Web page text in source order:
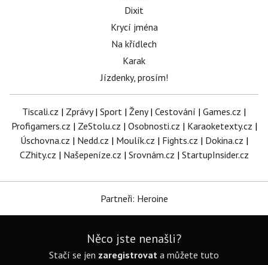
Dixit
Krycí jména
Na křídlech
Karak
Jízdenky, prosím!
Tiscali.cz | Zprávy| Sport | Ženy| Cestování | Games.cz |
Profigamers.cz | ZeStolu.cz | Osobnosti.cz | Karaoketexty.cz |
Úschovna.cz | Nedd.cz | Moulík.cz | Fights.cz | Dokina.cz |
CZhity.cz | Našepeníze.cz | Srovnám.cz | StartupInsider.cz
Partneři: Heroine
Něco jste nenašli?
Stačí se jen zaregistrovat a můžete tuto